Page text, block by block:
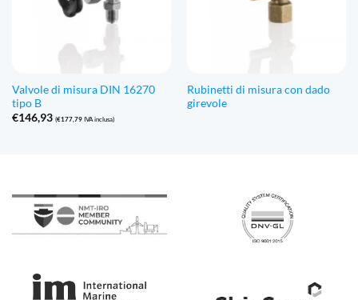
Valvole di misura DIN 16270
tipo B
€146,93 (€177,79IVA inclusa)
Rubinetti di misura con dado
girevole